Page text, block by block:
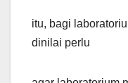
itu, bagi
dinilai perlu